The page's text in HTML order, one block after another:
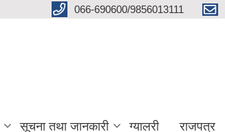
066-690600/9856013111
सूचना तथा जानकारी ग्यालरी राजपत्र